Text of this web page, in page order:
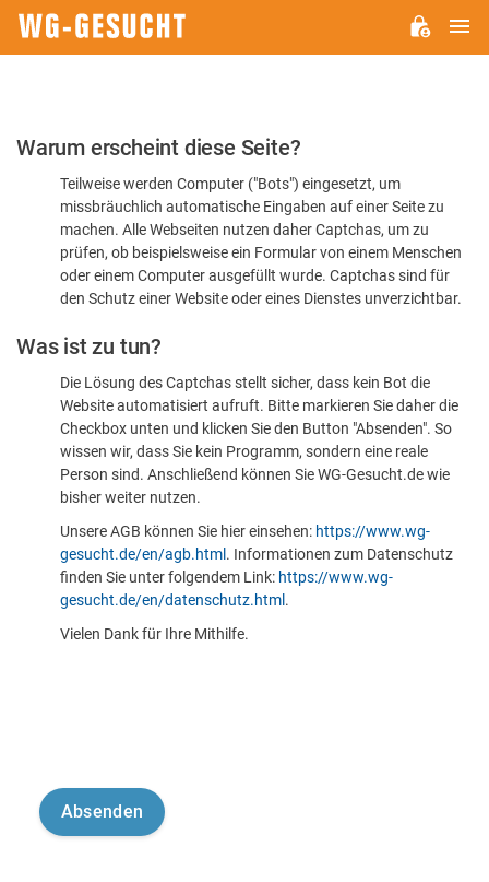
Bitte
dass
sind
Warum erscheint diese Seite?
Teilweise werden Computer ("Bots") eingesetzt, um
missbräuchlich automatische Eingaben auf einer Seite zu
machen. Alle Webseiten nutzen daher Captchas, um zu
prüfen, ob beispielsweise ein Formular von einem Menschen
oder einem Computer ausgefüllt wurde. Captchas sind für
den Schutz einer Website oder eines Dienstes unverzichtbar.
Was ist zu tun?
Die Lösung des Captchas stellt sicher, dass kein Bot die
Website automatisiert aufruft. Bitte markieren Sie daher die
Checkbox unten und klicken Sie den Button "Absenden". So
wissen wir, dass Sie kein Programm, sondern eine reale
Person sind. Anschließend können Sie WG-Gesucht.de wie
bisher weiter nutzen.
Unsere AGB können Sie hier einsehen: https://www.wg-
gesucht.de/en/agb.html . Informationen zum Datenschutz
finden Sie unter folgendem Link: https://www.wg-
gesucht.de/en/datenschutz.html .
Vielen Dank für Ihre Mithilfe.